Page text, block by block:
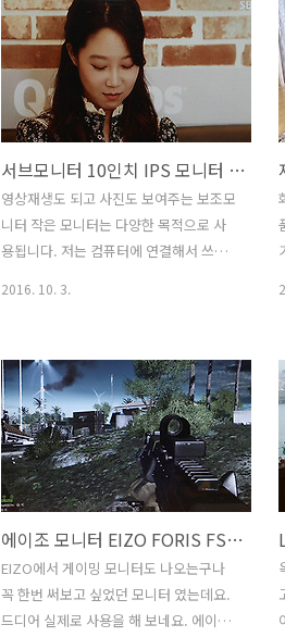
재생기능이 있습니다. 14인치 IPS모니터
서브모니터 겸 전자액자 등으로 사용이
가능한 제품이죠. PF1410IPS는 IPS 패널
을 넣어서 시야각도 좋고 해상도도 딱 좋
아서 괜찮았습니다. 화질은 사실 저렴한
모니터라 그렇게 기대는 하진 않았는데
상상 이상이었습니다. 화질 상당히 좋네
요. 14인치 IPS모니터 서브모니터 카멜
PF1410IPS 화질 성능 보조모니터로 사용
하기에는 14인치 사이즈로 화면도 상당히
서브모니터 10인치 IPS 모니터 카멜 PF1040IPS
영상재생도 되고 사진도 보여주는 보조모
니터 작은 모니터는 다양한 목적으로 사
용됩니다. 저는 컴퓨터에 연결해서 쓰는
용할 수 있는 제품 입니다. 실제로 사용해
보니 활용도가 무척 좋았는데요. 광고판
용도로도 사용 가능 합니다. 서브모니터
10인치 IPS 모니터 카멜 PF1040IPS는 가
격도 상당히 저렴한 편 입니다. 차량에 장
착하여 멀티미디어 감상용으로도 좋습니
다. 컴퓨터 모니터로 추가로 장착하여 영
상을 재생하거나 또는 일정을 계속 확인
하기 위한 용도로 좋습니다. 서브모니터
10인치 IPS 모니터 카멜 PF1040IPS 디지
털 포토 프레임 10인치 모델 인데요. 요즘
2016. 10. 3.
에이조 모니터 EIZO FORIS FS2735 리뷰
EIZO에서 게이밍 모니터도 나오는구나
꼭 한번 써보고 싶었던 모니터 였는데요.
드디어 실제로 사용을 해 보네요. 에이조